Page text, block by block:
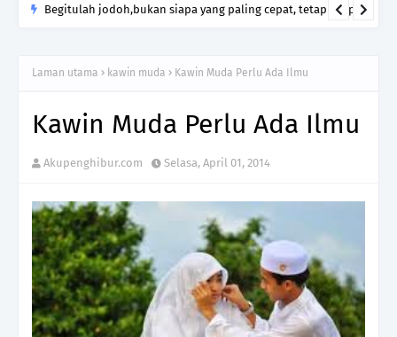
Yang Mengecewakanmu Itu Manusia, Tetapi Mengapa Allah
Laman utama kawin muda Kawin Muda Perlu Ada Ilmu
Kawin Muda Perlu Ada Ilmu
Akupenghibur.com Selasa, April 01, 2014